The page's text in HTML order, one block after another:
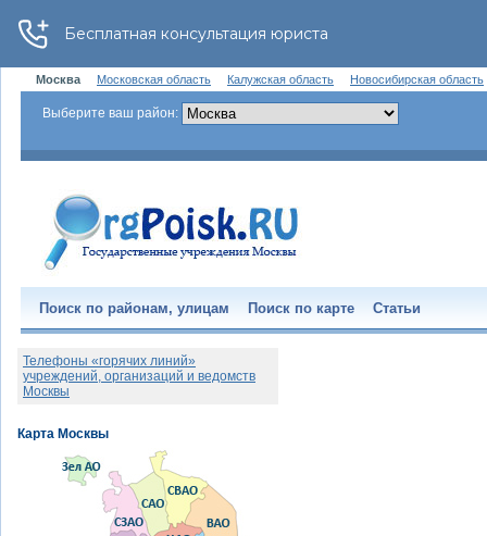
Москва Московская область Калужская область Новосибирская область
Выберите ваш район:
Поиск по районам, улицам Поиск по карте Статьи
Телефоны «горячих линий»
учреждений, организаций и ведомств
Москвы